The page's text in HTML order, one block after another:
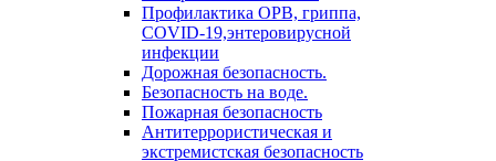
Профилактика ОРВ, гриппа,
COVID-19,энтеровирусной
инфекции
Дорожная безопасность.
Безопасность на воде.
Пожарная безопасность
Антитеррористическая и
экстремистская безопасность